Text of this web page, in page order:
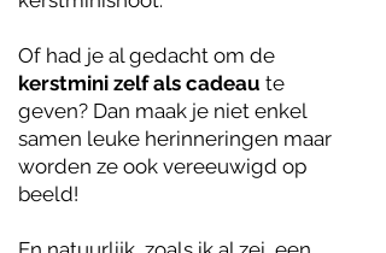
Of had je al gedacht om de
kerstmini zelf als cadeau te
geven? Dan maak je niet enkel
samen leuke herinneringen maar
worden ze ook vereeuwigd op
beeld!